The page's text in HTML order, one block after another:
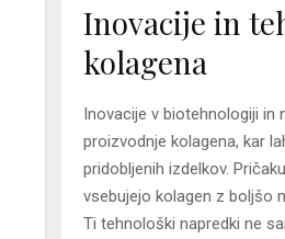
Inovacije in
kolagena
Inovacije v biotehnologiji
proizvodnje kolagena, kar
pridobljenih izdelkov.
vsebujejo kolagen z boljšo
Ti tehnološki napredki ne